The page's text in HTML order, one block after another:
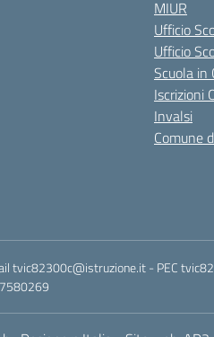
MIUR
Ufficio
Ufficio
Scuola in
Iscrizioni
Invalsi
Comune
tvic82300c@istruzione.it- PEC